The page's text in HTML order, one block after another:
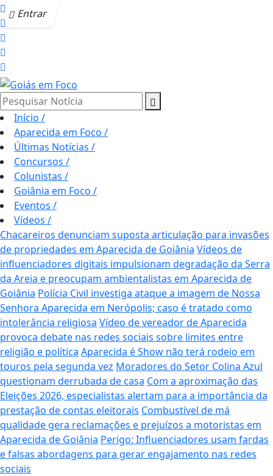
Entrar
Pesquisar Notícia
Início /
Aparecida em Foco /
Últimas Notícias /
Concursos /
Colunistas /
Goiânia em Foco /
Eventos /
Vídeos /
Chacareiros denunciam suposta articulação para invasões
de propriedades em Aparecida de Goiânia Vídeos de
influenciadores digitais impulsionam degradação da Serra
da Areia e preocupam ambientalistas em Aparecida de
Goiânia Polícia Civil investiga ataque a imagem de Nossa
Senhora Aparecida em Nerópolis; caso é tratado como
intolerância religiosa Vídeo de vereador de Aparecida
provoca debate nas redes sociais sobre limites entre
religião e política Aparecida é Show não terá rodeio em
touros pela segunda vez Moradores do Setor Colina Azul
questionam derrubada de casa Com a aproximação das
Eleições 2026, especialistas alertam para a importância da
prestação de contas eleitorais Combustível de má
qualidade gera reclamações e prejuízos a motoristas em
Aparecida de Goiânia Perigo: Influenciadores usam fardas
e falsas abordagens para gerar engajamento nas redes
sociais